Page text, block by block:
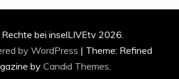
bei inselLIVEtv 2026.
by WordPress | Theme: Refined
by Candid Themes